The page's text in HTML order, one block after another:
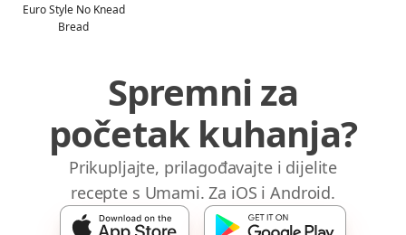
Euro Style No Knead
Bread
Spremni za
početak kuhanja?
Prikupljajte, prilagođavajte i dijelite
recepte s Umami. Za iOS i Android.